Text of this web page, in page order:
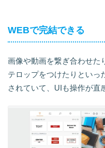
WEBで完結できる
画像や動画を繋ぎ合わせた
テロップをつけたりといっ
されていて、UIも操作が直